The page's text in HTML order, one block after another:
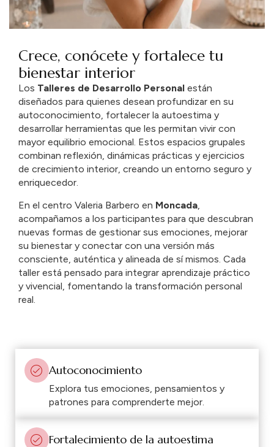
Crece, conócete y fortalece tu
bienestar interior
Los Talleres de Desarrollo Personal están
diseñados para quienes desean profundizar en su
autoconocimiento, fortalecer la autoestima y
desarrollar herramientas que les permitan vivir con
mayor equilibrio emocional. Estos espacios grupales
combinan reflexión, dinámicas prácticas y ejercicios
de crecimiento interior, creando un entorno seguro y
enriquecedor.
En el centro Valeria Barbero en Moncada
acompañamos a los participantes para que descubran
nuevas formas de gestionar sus emociones, mejorar
su bienestar y conectar con una versión más
consciente, auténtica y alineada de símismos. Cada
taller está pensado para integrar aprendizaje práctico
y vivencial, fomentando la transformación personal
real.
Autoconocimiento
Explora tus emociones, pensamientos y
patrones para comprenderte mejor.
Fortalecimiento de la autoestima